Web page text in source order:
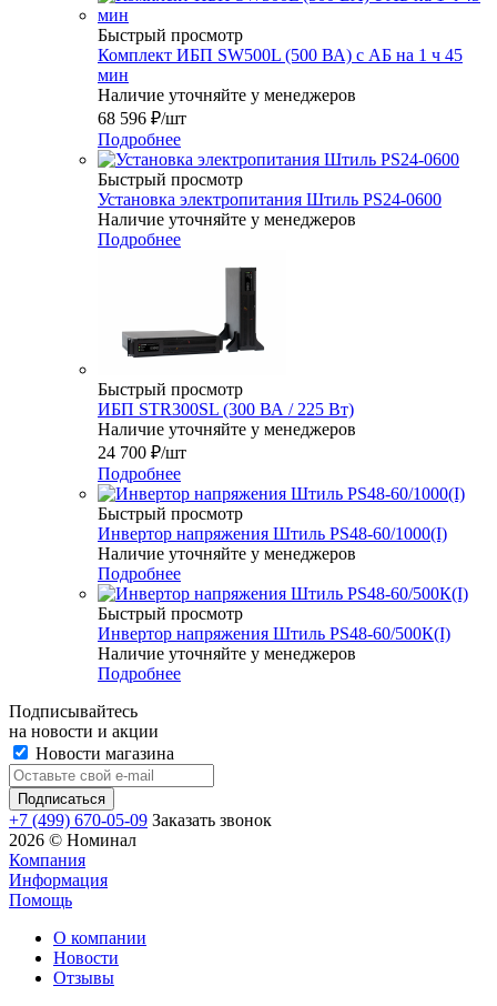
Быстрый просмотр
Комплект ИБП SW500L (500 ВА) c АБ на 1 ч 45
мин
Наличие уточняйте у менеджеров
68 596 ₽/шт
Подробнее
Быстрый просмотр
Установка электропитания Штиль PS24-0600
Наличие уточняйте у менеджеров
Подробнее
Быстрый просмотр
ИБП STR300SL (300 ВА / 225 Вт)
Наличие уточняйте у менеджеров
24 700 ₽/шт
Подробнее
Быстрый просмотр
Инвертор напряжения Штиль PS48-60/1000(I)
Наличие уточняйте у менеджеров
Подробнее
Быстрый просмотр
Инвертор напряжения Штиль PS48-60/500К(I)
Наличие уточняйте у менеджеров
Подробнее
Подписывайтесь
на новости и акции
Новости магазина
+7 (499) 670-05-09 Заказать звонок
2026 © Номинал
Компания
Информация
Помощь
О компании
Новости
Отзывы